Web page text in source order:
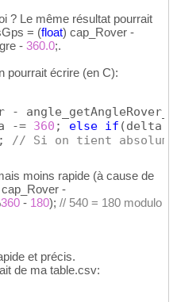
? Le même résultat pourrait
= (float) cap_Rover -
- 360.0;.
pourrait écrire (en C):
-= 360 ; else if (delta
// Si on tient
moins rapide (à cause de
-
360 - 180); // 540 = 180 modulo
et précis.
de ma table.csv: